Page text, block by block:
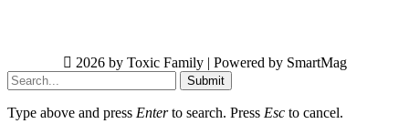
2026 by Toxic Family | Powered by SmartMag
Submit
Type above and press Enterto search. Press Esc to cancel.